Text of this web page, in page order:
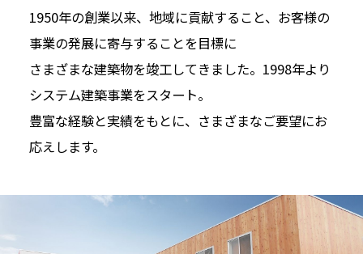
1950年の創業以来、地域に貢献すること、お客様の
事業の発展に寄与することを目標に
さまざまな建築物を竣工してきました。1998年より
システム建築事業をスタート。
豊富な経験と実績をもとに、さまざまなご要望にお
応えします。